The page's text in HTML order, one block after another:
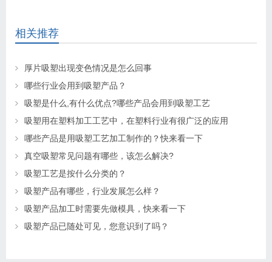
相关推荐
厚片吸塑出现变色情况是怎么回事
哪些行业会用到吸塑产品？
吸塑是什么,有什么优点?哪些产品会用到吸塑工艺
吸塑用在塑料加工工艺中，在塑料行业有很广泛的应用
哪些产品是用吸塑工艺加工制作的？快来看一下
真空吸塑常见问题有哪些，该怎么解决?
吸塑工艺是按什么分类的？
吸塑产品有哪些，行业发展怎么样？
吸塑产品加工时需要先做模具，快来看一下
吸塑产品已随处可见，您意识到了吗？